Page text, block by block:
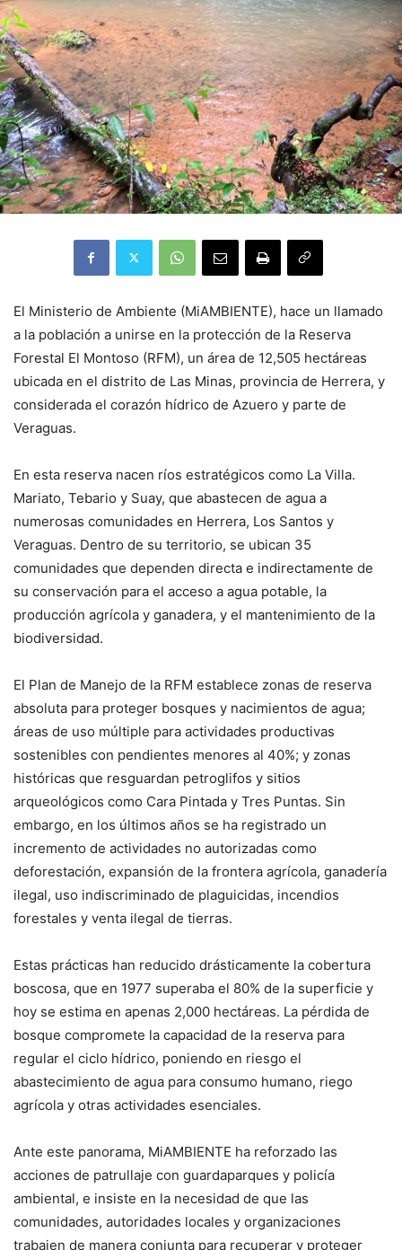
El Ministerio de Ambiente (MiAMBIENTE), hace un llamado
a la población a unirse en la protección de la Reserva
Forestal El Montoso (RFM), un área de 12,505 hectáreas
ubicada en el distrito de Las Minas, provincia de Herrera, y
considerada el corazón hídrico de Azuero y parte de
Veraguas.
En esta reserva nacen ríos estratégicos como La Villa.
Mariato, Tebario y Suay, que abastecen de agua a
numerosas comunidades en Herrera, Los Santos y
Veraguas. Dentro de su territorio, se ubican 35
comunidades que dependen directa e indirectamente de
su conservación para el acceso a agua potable, la
producción agrícola y ganadera, y el mantenimiento de la
biodiversidad.
El Plan de Manejo de la RFM establece zonas de reserva
absoluta para proteger bosques y nacimientos de agua;
áreas de uso múltiple para actividades productivas
sostenibles con pendientes menores al 40%; y zonas
históricas que resguardan petroglifos y sitios
arqueológicos como Cara Pintada y Tres Puntas. Sin
embargo, en los últimos años se ha registrado un
incremento de actividades no autorizadas como
deforestación, expansión de la frontera agrícola, ganadería
ilegal, uso indiscriminado de plaguicidas, incendios
forestales y venta ilegal de tierras.
Estas prácticas han reducido drásticamente la cobertura
boscosa, que en 1977 superaba el 80% de la superficie y
hoy se estima en apenas 2,000 hectáreas. La pérdida de
bosque compromete la capacidad de la reserva para
regular el ciclo hídrico, poniendo en riesgo el
abastecimiento de agua para consumo humano, riego
agrícola y otras actividades esenciales.
Ante este panorama, MiAMBIENTE ha reforzado las
acciones de patrullaje con guardaparques y policía
ambiental, e insiste en la necesidad de que las
comunidades, autoridades locales y organizaciones
trabajen de manera conjunta para recuperar y proteger